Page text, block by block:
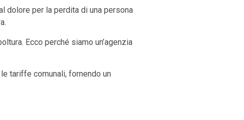
dolore per la perdita di una persona
Ecco perché siamo un’agenzia
tariffe comunali, fornendo un